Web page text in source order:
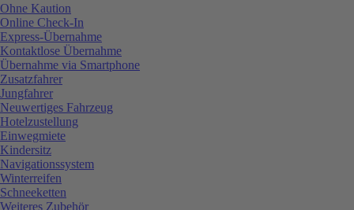
Ohne Kaution
Online Check-In
Express-Übernahme
Kontaktlose Übernahme
Übernahme via Smartphone
Zusatzfahrer
Jungfahrer
Neuwertiges Fahrzeug
Hotelzustellung
Einwegmiete
Kindersitz
Navigationssystem
Winterreifen
Schneeketten
Weiteres Zubehör